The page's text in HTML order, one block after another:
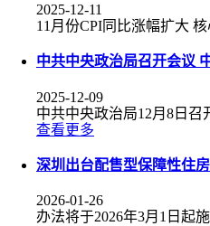
2025-12-11
11月份CPI同比涨幅扩大 核
中共中央政治局召开会议
2025-12-09
中共中央政治局12月8日召
查看更多
深圳出台配售型保障性住
2026-01-26
办法将于2026年3月1日起施